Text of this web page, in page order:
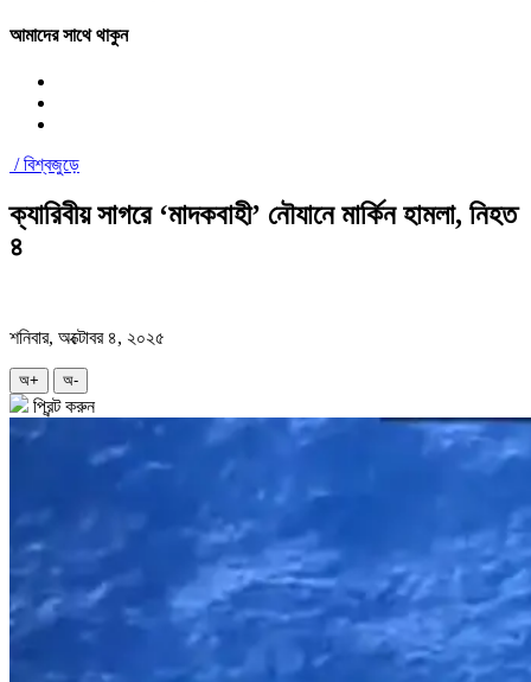
আমাদের সাথে থাকুন
/বিশ্বজুড়ে
ক্যারিবীয় সাগরে ‘মাদকবাহী’ নৌযানে মার্কিন হামলা, নিহত
৪
শনিবার, অক্টোবর ৪, ২০২৫
অ+ অ-
প্রিন্ট করুন